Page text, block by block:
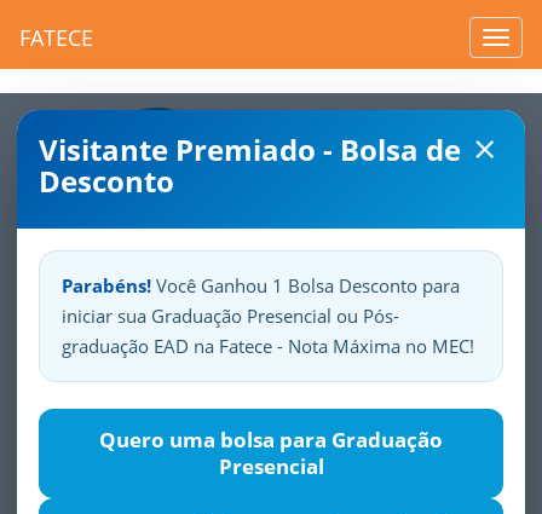
FATECE
×
Visitante Premiado - Bolsa de
Desconto
Parabéns! Você Ganhou 1 Bolsa Desconto para
iniciar sua Graduação Presencial ou Pós-
graduação EAD na Fatece - Nota Máxima no MEC!
Quero uma bolsa para Graduação
Presencial
SuaFatece.Seuorgulho.
História da FATECE